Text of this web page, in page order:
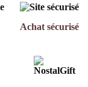
Achat sécurisé